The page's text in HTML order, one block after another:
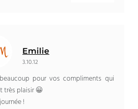
Emilie
3.10.12
pour vos compliments qui
très plaisir 😀
!